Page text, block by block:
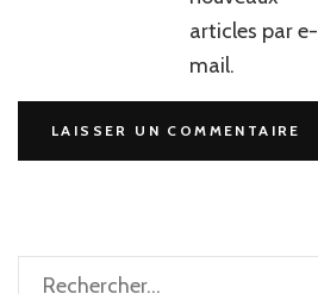
articles par e-
mail.
Rechercher :